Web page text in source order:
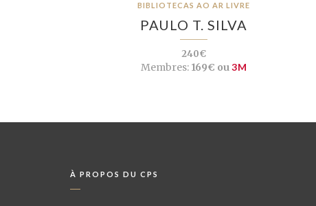
BIBLIOTECAS AO AR LIVRE
PAULO T. SILVA
240€
Membres:169€ ou3M
À PROPOS DU CPS